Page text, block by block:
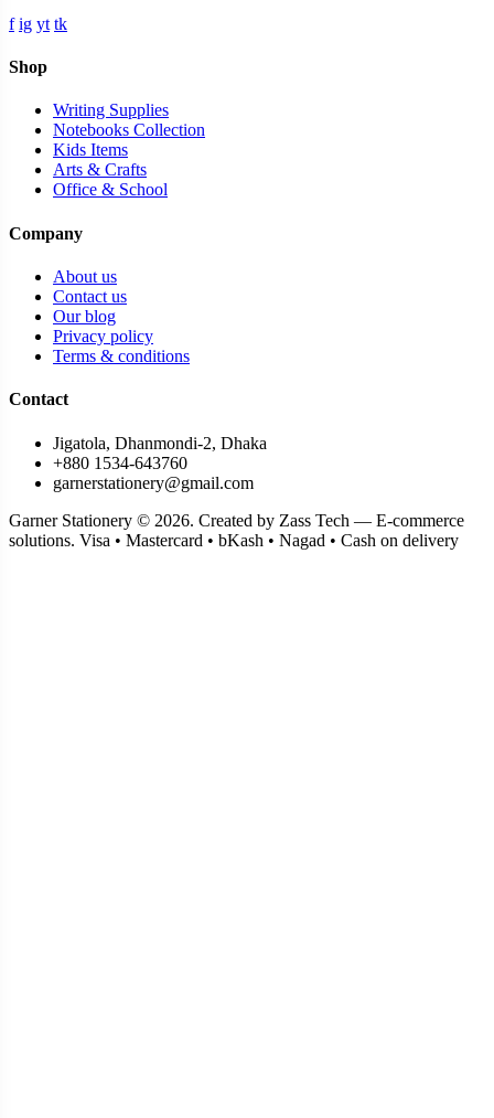
f ig yt tk
Shop
Writing Supplies
Notebooks Collection
Kids Items
Arts & Crafts
Office & School
Company
About us
Contact us
Our blog
Privacy policy
Terms & conditions
Contact
Jigatola, Dhanmondi-2, Dhaka
+880 1534-643760
garnerstationery@gmail.com
Garner Stationery © 2026. Created by Zass Tech — E-commerce
solutions. Visa • Mastercard • bKash • Nagad • Cash on delivery